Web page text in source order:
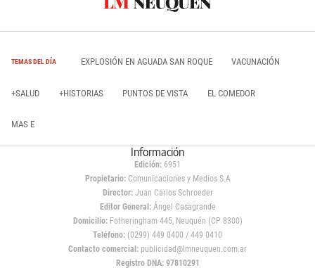
TEMAS DEL DÍA EXPLOSIÓN EN AGUADA SAN ROQUE VACUNACIÓN
+SALUD +HISTORIAS PUNTOS DE VISTA EL COMEDOR
MAS E
Información
Edición: 6951
Propietario:Comunicaciones y Medios S.A
Director: Juan Carlos Schroeder
Editor General:Ángel Casagrande
Domicilio:Fotheringham 445, Neuquén (CP 8300)
Teléfono: (0299) 449 0400 / 449 0410
Contacto comercial: publicidad@lmneuquen.com.ar
Registro DNA: 97810291